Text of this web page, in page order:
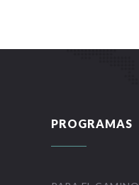
PROGRAMAS